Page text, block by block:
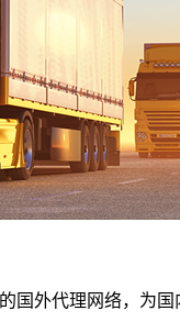
国外代理网络，为